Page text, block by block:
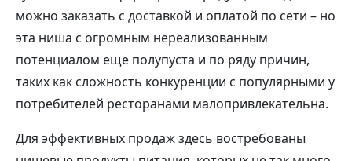
можно заказать с доставкой и оплатой по сети – но
эта ниша с огромным нереализованным
потенциалом еще полупуста и по ряду причин,
таких как сложность конкуренции с популярными у
потребителей ресторанами малопривлекательна.
Для эффективных продаж здесь востребованы